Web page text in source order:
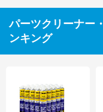
パーツクリーナー
ンキング